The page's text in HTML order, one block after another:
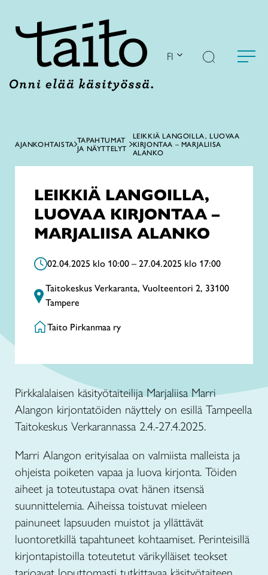
FI
AJANKOHTAISTA TAPAHTUMAT
JA NÄYTTELYT
LEIKKIÄ LANGOILLA, LUOVAA
KIRJONTAA – MARJALIISA
ALANKO
LEIKKIÄ LANGOILLA,
LUOVAA KIRJONTAA –
MARJALIISA ALANKO
02.04.2025 klo 10:00 – 27.04.2025 klo 17:00
Taitokeskus Verkaranta, Vuolteentori 2, 33100
Tampere
Taito Pirkanmaa ry
Pirkkalalaisen käsityötaiteilija Marjaliisa Marri
Alangon kirjontatöiden näyttely on esillä Tampeella
Taitokeskus Verkarannassa 2.4.-27.4.2025.
Marri Alangon erityisalaa on valmiista malleista ja
ohjeista poiketen vapaa ja luova kirjonta. Töiden
aiheet ja toteutustapa ovat hänen itsensä
suunnittelemia. Aiheissa toistuvat mieleen
painuneet lapsuuden muistot ja yllättävät
luontoretkillä tapahtuneet kohtaamiset. Perinteisillä
kirjontapistoilla toteutetut värikylläiset teokset